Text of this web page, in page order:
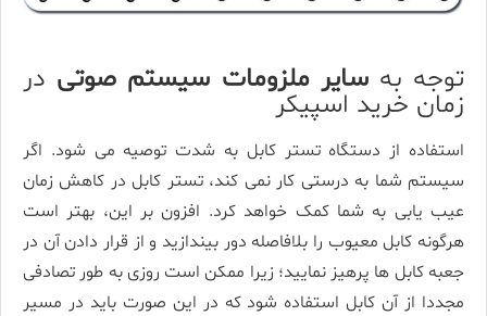
توجه بهسایر ملزومات سیستم صوتی در
زمان خرید اسپیکر
استفاده از دستگاه تستر کابل به شدت توصیه می­ شود. اگر
سیستم شما به درستی کار نمی­ کند، تستر کابل در کاهش زمان
عیب­ یابی به شما کمک خواهد کرد. افزون بر این، بهتر است
هرگونه کابل معیوب را بلافاصله دور بیندازید و از قرار دادن آن در
جعبه کابل ها پرهیز نمایید؛ زیرا ممکن است روزی به طور تصادفی
مجددا از آن کابل استفاده شود که در این صورت باید در مسیر